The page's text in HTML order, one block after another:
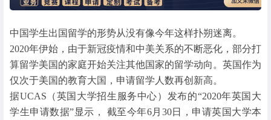
中国学生出国留学的形势从没有像今年这样扑朔迷离。
2020年伊始，由于新冠疫情和中美关系的不断恶化，部分打
算留学美国的家庭开始关注其他国家的留学动向。英国作为
仅次于美国的教育大国，申请留学人数再创新高。
据UCAS（英国大学招生服务中心）发布的“2020年英国大
学生申请数据”显示， 截至今年6月30日，申请英国大学本